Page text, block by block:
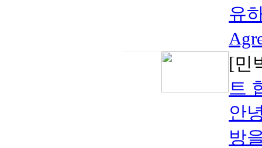
유
[민
트
안
방